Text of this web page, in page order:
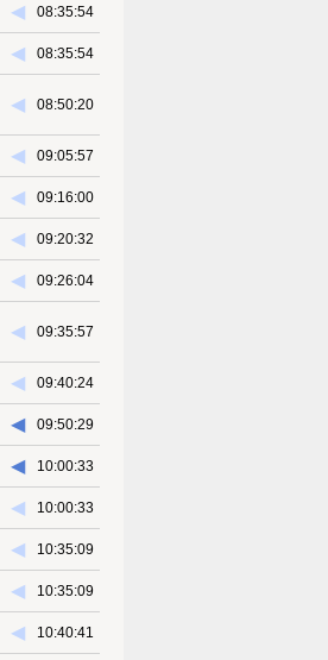
08:35:54
◀︎
08:35:54
◀︎
08:50:20
◀︎
09:05:57
◀︎
09:16:00
◀︎
09:20:32
◀︎
09:26:04
◀︎
09:35:57
◀︎
09:40:24
◀︎
09:50:29
◀︎
10:00:33
◀︎
10:00:33
◀︎
10:35:09
◀︎
10:35:09
◀︎
10:40:41
◀︎